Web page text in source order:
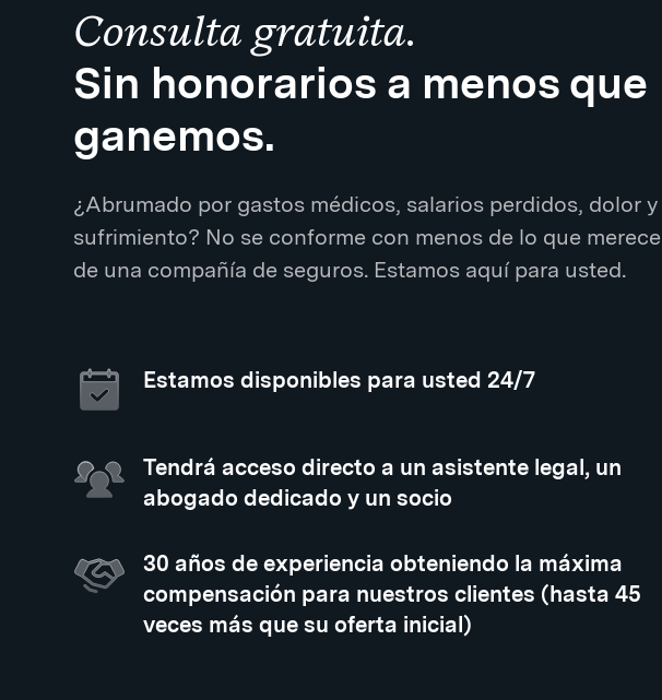
Consulta gratuita.
Sin honorarios a menos que
ganemos.
¿Abrumado por gastos médicos, salarios perdidos, dolor y
sufrimiento? No se conforme con menos de lo que merece
de una compañía de seguros. Estamos aquí para usted.
Estamos disponibles para usted 24/7
Tendrá acceso directo a un asistente legal, un
abogado dedicado y un socio
30 años de experiencia obteniendo la máxima
compensación para nuestros clientes (hasta 45
veces más que su oferta inicial)